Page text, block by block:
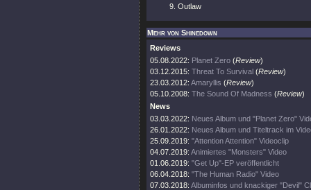
Outlaw
Mehr von Shinedown
Reviews
05.08.2022: Planet Zero (Review)
03.12.2015: Threat To Survival (Review)
23.03.2012: Amaryllis (Review)
05.10.2008: The Sound Of Madness (Review)
News
03.03.2022: Neues Album und "Planet Zero"
26.01.2022: Neues Album und Titeltrack im
25.09.2019: "Attention Attention" Videoclip
04.07.2019: Animiertes "Monsters" Video
01.06.2019: "Get Up"-EP veröffentlicht
06.04.2018: "The Human Radio" Video
07.03.2018: Albuminfos und knackiger "Devil"